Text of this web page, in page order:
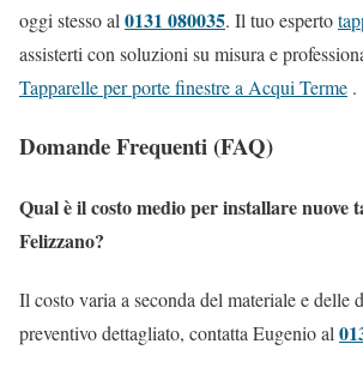
oggi stesso al 0131 080035. Il tuo esperto
assisterti con soluzioni su misura e
Tapparelle per porte finestre a Acqui Terme .
Domande Frequenti (FAQ)
Qual è il costo medio per installare nuove
Felizzano?
Il costo varia a seconda del materiale e delle
preventivo dettagliato, contatta Eugenio al